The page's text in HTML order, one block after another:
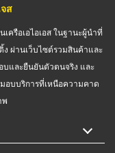
ส
ครือเอไอเอส ในฐานะผู้นำที่
ผ่านเว็บไซต์รวมสินค้าและ
บและยืนยันตัวตนจริง และ
อบบริการที่เหนือความคาด